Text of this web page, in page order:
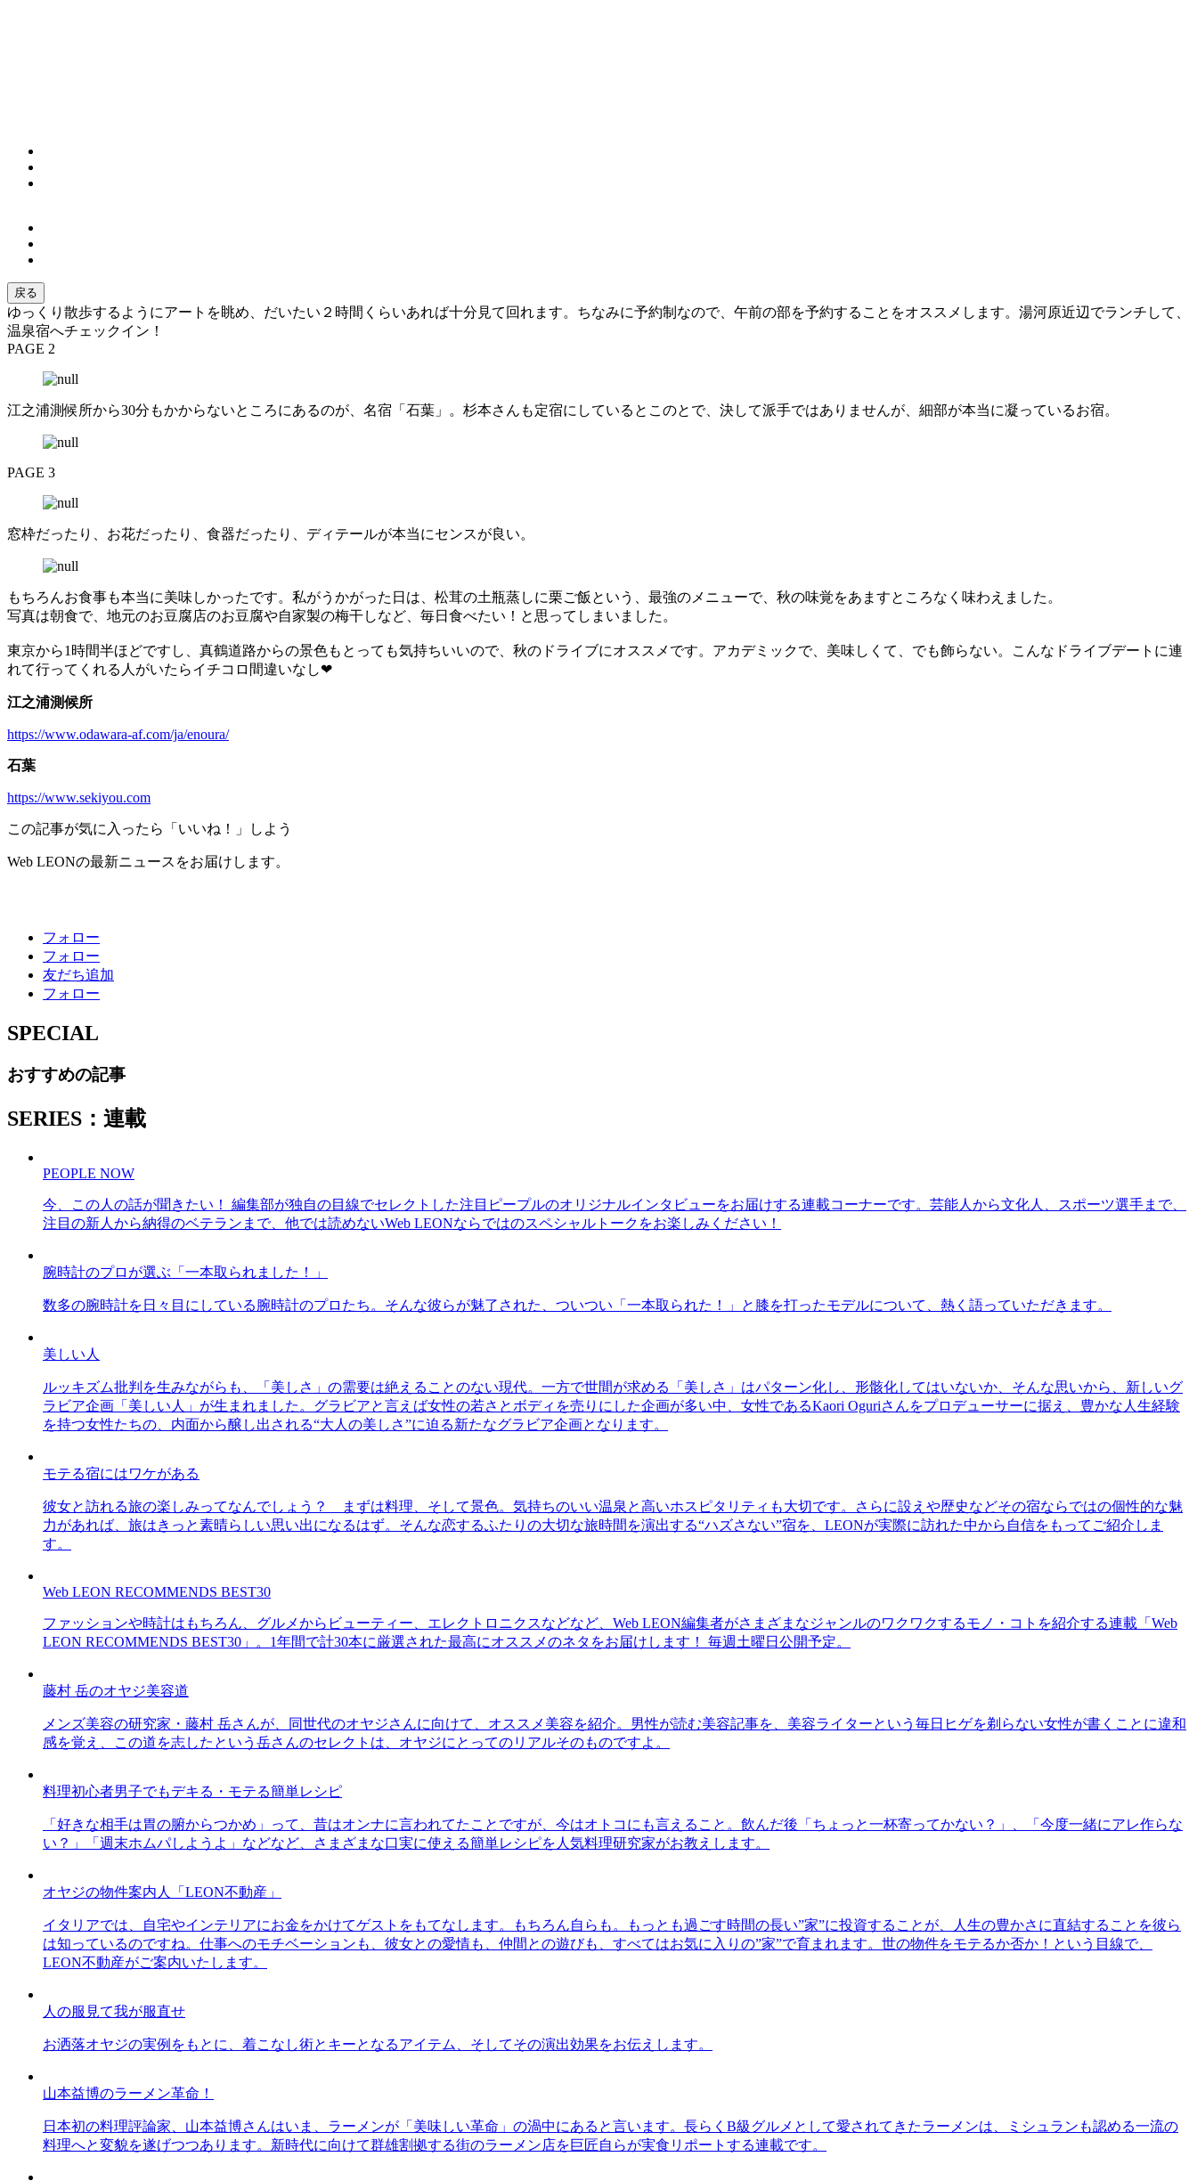
戻る
ゆっくり散歩するようにアートを眺め、だいたい２時間くらいあれば十分見て回れます。ちなみに予約制なので、午前の部を予約することをオススメします。湯河原近辺でランチして、
温泉宿へチェックイン！
PAGE 2
江之浦測候所から30分もかからないところにあるのが、名宿「石葉」。杉本さんも定宿にしているとこのとで、決して派手ではありませんが、細部が本当に凝っているお宿。
PAGE 3
窓枠だったり、お花だったり、食器だったり、ディテールが本当にセンスが良い。
もちろんお食事も本当に美味しかったです。私がうかがった日は、松茸の土瓶蒸しに栗ご飯という、最強のメニューで、秋の味覚をあますところなく味わえました。
写真は朝食で、地元のお豆腐店のお豆腐や自家製の梅干しなど、毎日食べたい！と思ってしまいました。
東京から1時間半ほどですし、真鶴道路からの景色もとっても気持ちいいので、秋のドライブにオススメです。アカデミックで、美味しくて、でも飾らない。こんなドライブデートに連
れて行ってくれる人がいたらイチコロ間違いなし❤︎
江之浦測候所
https://www.odawara-af.com/ja/enoura/
石葉
https://www.sekiyou.com
この記事が気に入ったら「いいね！」しよう
Web LEONの最新ニュースをお届けします。
フォロー
フォロー
友だち追加
フォロー
SPECIAL
おすすめの記事
SERIES：連載
PEOPLE NOW
今、この人の話が聞きたい！ 編集部が独自の目線でセレクトした注目ピープルのオリジナルインタビューをお届けする連載コーナーです。芸能人から文化人、スポーツ選手まで、
注目の新人から納得のベテランまで、他では読めないWeb LEONならではのスペシャルトークをお楽しみください！
腕時計のプロが選ぶ「一本取られました！」
数多の腕時計を日々目にしている腕時計のプロたち。そんな彼らが魅了された、ついつい「一本取られた！」と膝を打ったモデルについて、熱く語っていただきます。
美しい人
ルッキズム批判を生みながらも、「美しさ」の需要は絶えることのない現代。一方で世間が求める「美しさ」はパターン化し、形骸化してはいないか、そんな思いから、新しいグ
ラビア企画「美しい人」が生まれました。グラビアと言えば女性の若さとボディを売りにした企画が多い中、女性であるKaori Oguriさんをプロデューサーに据え、豊かな人生経験
を持つ女性たちの、内面から醸し出される“大人の美しさ”に迫る新たなグラビア企画となります。
モテる宿にはワケがある
彼女と訪れる旅の楽しみってなんでしょう？ まずは料理、そして景色。気持ちのいい温泉と高いホスピタリティも大切です。さらに設えや歴史などその宿ならではの個性的な魅
力があれば、旅はきっと素晴らしい思い出になるはず。そんな恋するふたりの大切な旅時間を演出する“ハズさない”宿を、LEONが実際に訪れた中から自信をもってご紹介しま
す。
Web LEON RECOMMENDS BEST30
ファッションや時計はもちろん、グルメからビューティー、エレクトロニクスなどなど、Web LEON編集者がさまざまなジャンルのワクワクするモノ・コトを紹介する連載「Web
LEON RECOMMENDS BEST30」。1年間で計30本に厳選された最高にオススメのネタをお届けします！ 毎週土曜日公開予定。
藤村 岳のオヤジ美容道
メンズ美容の研究家・藤村 岳さんが、同世代のオヤジさんに向けて、オススメ美容を紹介。男性が読む美容記事を、美容ライターという毎日ヒゲを剃らない女性が書くことに違和
感を覚え、この道を志したという岳さんのセレクトは、オヤジにとってのリアルそのものですよ。
料理初心者男子でもデキる・モテる簡単レシピ
「好きな相手は胃の腑からつかめ」って、昔はオンナに言われてたことですが、今はオトコにも言えること。飲んだ後「ちょっと一杯寄ってかない？」、「今度一緒にアレ作らな
い？」「週末ホムパしようよ」などなど、さまざまな口実に使える簡単レシピを人気料理研究家がお教えします。
オヤジの物件案内人「LEON不動産」
イタリアでは、自宅やインテリアにお金をかけてゲストをもてなします。もちろん自らも。もっとも過ごす時間の長い”家”に投資することが、人生の豊かさに直結することを彼ら
は知っているのですね。仕事へのモチベーションも、彼女との愛情も、仲間との遊びも、すべてはお気に入りの”家”で育まれます。世の物件をモテるか否か！という目線で、
LEON不動産がご案内いたします。
人の服見て我が服直せ
お洒落オヤジの実例をもとに、着こなし術とキーとなるアイテム、そしてその演出効果をお伝えします。
山本益博のラーメン革命！
日本初の料理評論家、山本益博さんはいま、ラーメンが「美味しい革命」の渦中にあると言います。長らくB級グルメとして愛されてきたラーメンは、ミシュランも認める一流の
料理へと変貌を遂げつつあります。新時代に向けて群雄割拠する街のラーメン店を巨匠自らが実食リポートする連載です。